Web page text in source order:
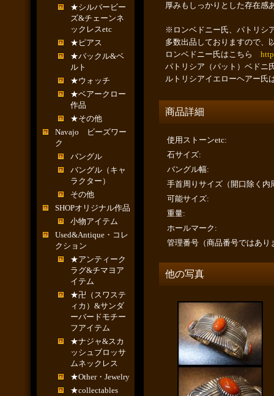
★シルバービー
ズ&チェーンネ
ックレスetc
★ピアス
★バックル&ベ
ルト
★ウォッチ
★ベアークロー
作品
★その他
Navajo ビーズワー
ク
バングル
バングル（キャ
ラクター）
その他
SHOPオリジナル作品
小物アイテム
Used&Antique・コレ
クション
★アンティーク
ラグ&チマヨア
イテム
★卍（スワステ
ィカ）&サンダ
ーバードモチー
フアイテム
★ナジャ&スカ
ッシュブロッサ
ムネックレス
★Other・Jewelry
★collectables
厚みもしっかりとした存在感
※ロンベドニー氏、パトリシ
多数出品しておりますので、
ロンベドニー氏はこちら
パトリシア（パット）ベド
ルトリシアイエローヘアー
商品詳細
使用ストーンetc:
石サイズ:
バングル幅:
手首周りサイズ（開口除く内
可能サイズ:
重量:
ホールマーク :
管理番号（商品番号ではあり
他の写真